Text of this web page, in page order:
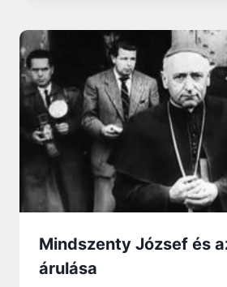
Mindszenty József és
árulása